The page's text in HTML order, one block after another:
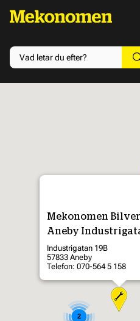
2
Mekonomen
Aneby
Industrigatan 19B
57833 Aneby
Telefon: 070-564 5 158